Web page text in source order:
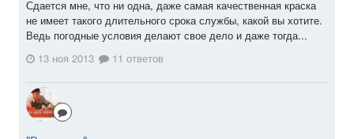
Сдается мне, что ни одна, даже самая качественная краска
не имеет такого длительного срока службы, какой вы хотите.
Ведь погодные условия делают свое дело и даже тогда...
13 ноя 2013
11 ответов